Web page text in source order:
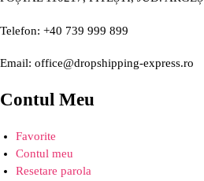
Telefon: +40 739 999 899
Email: office@dropshipping-express.ro
Contul Meu
Favorite
Contul meu
Resetare parola